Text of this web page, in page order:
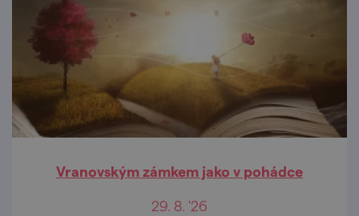
Vranovským zámkem jako v pohádce
29. 8. '26